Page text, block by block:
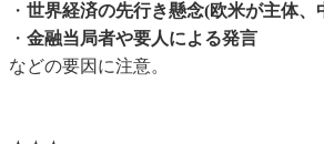
・ 世界経済の先行き懸念(欧米が主体、
・ 金融当局者や要人による発言
などの要因に注意。